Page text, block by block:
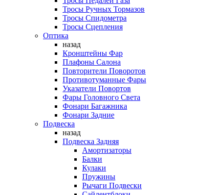
Тросы Ручных Тормазов
Тросы Спидометра
Тросы Сцепления
Оптика
назад
Кронштейны Фар
Плафоны Салона
Повторители Поворотов
Противотуманные Фары
Указатели Повортов
Фары Головного Света
Фонари Багажника
Фонари Задние
Подвеска
назад
Подвеска Задняя
Амортизаторы
Балки
Кулаки
Пружины
Рычаги Подвески